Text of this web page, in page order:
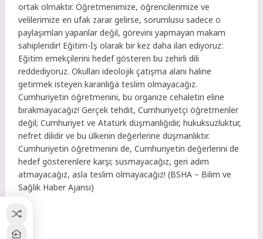
ortak olmaktır. Öğretmenimize, öğrencilerimize ve
velilerimize en ufak zarar gelirse, sorumlusu sadece o
paylaşımları yapanlar değil, görevini yapmayan makam
sahipleridir! Eğitim-İş olarak bir kez daha ilan ediyoruz:
Eğitim emekçilerini hedef gösteren bu zehirli dili
reddediyoruz.Okulları ideolojik çatışma alanı haline
getirmek isteyen karanlığa teslim olmayacağız.
Cumhuriyetin öğretmenini, bu organize cehaletin eline
bırakmayacağız!Gerçek tehdit, Cumhuriyetçi öğretmenler
değil; Cumhuriyet ve Atatürk düşmanlığıdır, hukuksuzluktur,
nefret dilidir ve bu ülkenin değerlerine düşmanlıktır.
Cumhuriyetin öğretmenini de, Cumhuriyetin değerlerini de
hedef gösterenlere karşı; susmayacağız, geri adım
atmayacağız, asla teslim olmayacağız! (BSHA – Bilim ve
Sağlık Haber Ajansı)
n